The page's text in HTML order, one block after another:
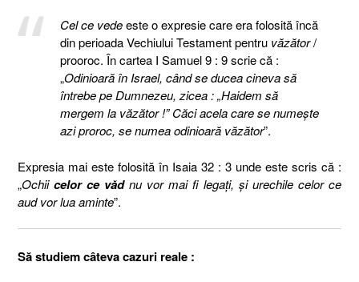
Cel ce vedeeste o expresie care era folosită încă
din perioada Vechiului Testament pentru văzător/
prooroc. În cartea I Samuel 9 : 9 scrie că :
„Odinioară în Israel, când se ducea cineva să
întrebe pe Dumnezeu, zicea : „Haidem să
mergem la văzător !” Căci acela care se numeşte
azi proroc, se numea odinioară văzător”.
Expresia mai este folosită în Isaia 32 : 3 unde este scris că :
„Ochii celor ce vădnu vor mai fi legaţi, şi urechile celor ce
aud vor lua aminte”.
Să studiem câteva cazuri reale :